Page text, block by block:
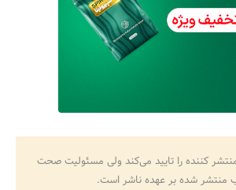
کننده را تایید می‌کند ولی مسئولیت صحت
منتشر شده بر عهده ناشر است.